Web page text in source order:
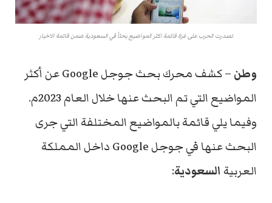
تصدرت الحرب على غزة قائمة اكثر المواضيع بحثاً في السعودية ضمن قائمة الاخبار
وطن
– كشف محرك بحث جوجل Google عن أكثر
المواضيع التي تم البحث عنها خلال العام 2023م.
وفيما يلي قائمة بالمواضيع المختلفة التي جرى
البحث عنها في جوجل Google داخل المملكة
العربية السعودية: